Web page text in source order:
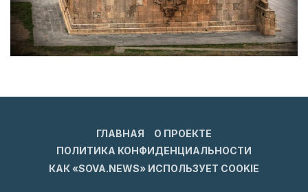
ГЛАВНАЯ
О ПРОЕКТЕ
ПОЛИТИКА КОНФИДЕНЦИАЛЬНОСТИ
КАК «SOVA.NEWS» ИСПОЛЬЗУЕТ COOKIE